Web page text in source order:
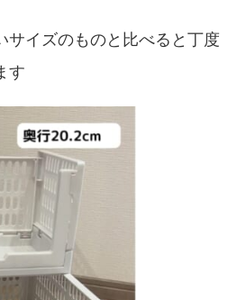
サイズのものと比べると丁度
す